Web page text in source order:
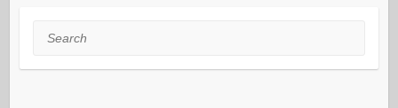
Search